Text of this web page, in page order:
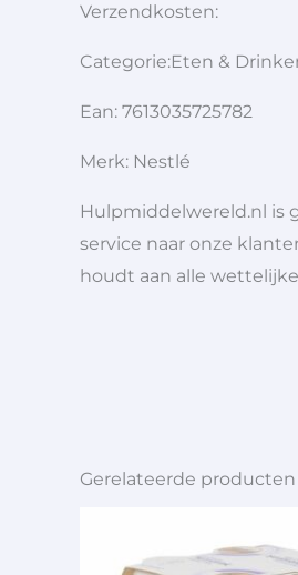
Verzendkosten:
Categorie:Eten &
Ean: 7613035725782
Merk: Nestlé
Hulpmiddelwereld.nl is
service naar onze
houdt aan alle
Gerelateerde producten